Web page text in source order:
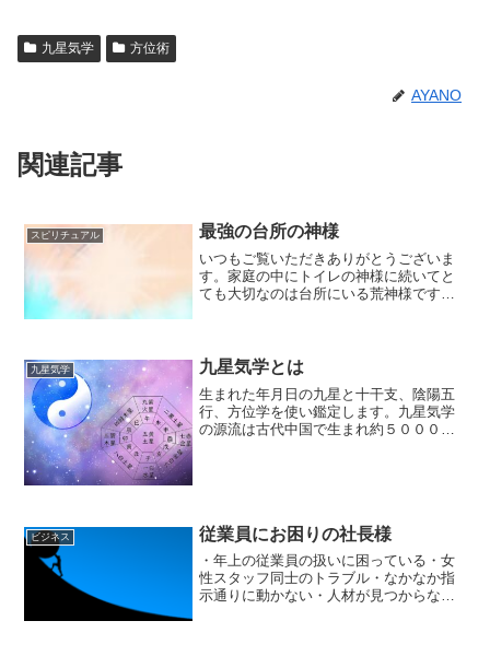
九星気学 方位術
AYANO
関連記事
スピリチュアル 最強の台所の神様
いつもご覧いただきありがとうございま
す。家庭の中にトイレの神様に続いてと
ても大切なのは台所にいる荒神様です沖
ますが本土の方は荒神様を...
九星気学 九星気学とは
生まれた年月日の九星と十干支、陰陽五
行、方位学を使い鑑定します。九星気学
の源流は古代中国で生まれ約５０００年
ビジネス 従業員にお困りの社長様
・年上の従業員の扱いに困っている・女
性スタッフ同士のトラブル・なかなか指
示通りに動かない・人材が見つからない